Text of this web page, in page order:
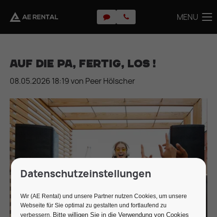
MENU
Auf die PA, fertig, los !
08.05.2026 18:19von Peer Hölscher
Datenschutzeinstellungen
Wir (AE Rental) und unsere Partner nutzen Cookies, um unsere
Webseite für Sie optimal zu gestalten und fortlaufend zu
verbessern. Bitte willigen Sie in die Verwendung von Cookies
MENU